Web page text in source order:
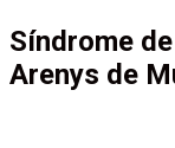
Síndrome
Arenys de